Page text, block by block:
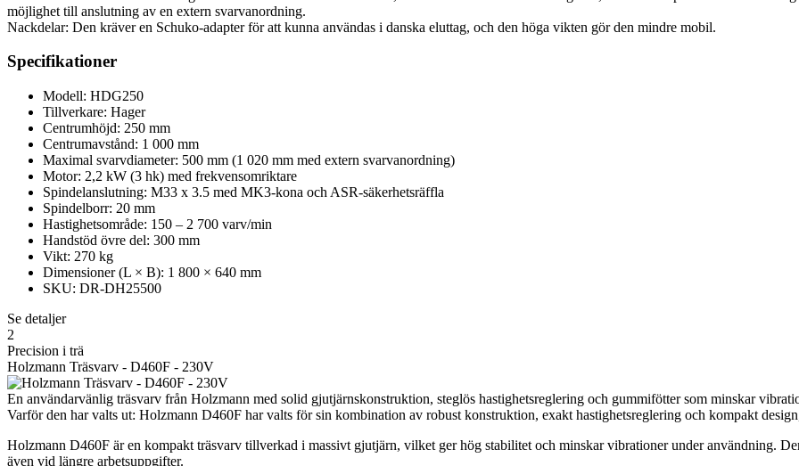
möjlighet till anslutning av en extern svarvanordning.
Nackdelar: Den kräver en Schuko-adapter för att kunna användas i danska eluttag, och den höga vikten gör den mindre mobil.
Specifikationer
Modell: HDG250
Tillverkare: Hager
Centrumhöjd: 250 mm
Centrumavstånd: 1 000 mm
Maximal svarvdiameter: 500 mm (1 020 mm med extern svarvanordning)
Motor: 2,2 kW (3 hk) med frekvensomriktare
Spindelanslutning: M33 x 3.5 med MK3-kona och ASR-säkerhetsräffla
Spindelborr: 20 mm
Hastighetsområde: 150 – 2 700 varv/min
Handstöd övre del: 300 mm
Vikt: 270 kg
Dimensioner (L × B): 1 800 × 640 mm
SKU: DR-DH25500
Se detaljer
2
Precision i trä
Holzmann Träsvarv - D460F - 230V
En användarvänlig träsvarv från Holzmann med solid gjutjärnskonstruktion, steglös hastighetsreglering och gummifötter som minskar
Varför den har valts ut: Holzmann D460F har valts för sin kombination av robust konstruktion, exakt hastighetsreglering och kompakt
Holzmann D460F är en kompakt träsvarv tillverkad i massivt gjutjärn, vilket ger hög stabilitet och minskar vibrationer under användning.
även vid längre arbetsuppgifter.